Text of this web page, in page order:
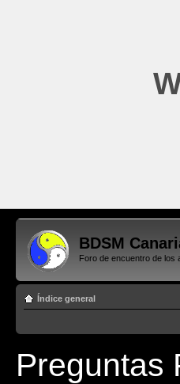
BDSM
Foro de encuentro de los
Índice general
Preguntas